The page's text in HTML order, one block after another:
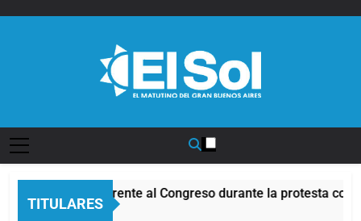
TITULARES
Incidentes frente al Congreso durante la protesta
7 Horas Atrás